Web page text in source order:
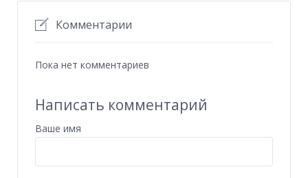
Комментарии
Пока нет комментариев
Написать комментарий
Ваше имя